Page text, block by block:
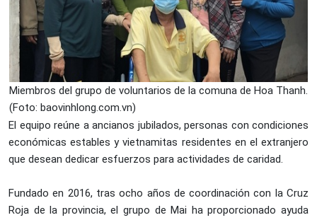
Miembros del grupo de voluntarios de la comuna de Hoa Thanh.
(Foto: baovinhlong.com.vn)
El equipo reúne a ancianos jubilados, personas con condiciones
económicas estables y vietnamitas residentes en el extranjero
que desean dedicar esfuerzos para actividades de caridad.
Fundado en 2016, tras ocho años de coordinación con la Cruz
Roja de la provincia, el grupo de Mai ha proporcionado ayuda